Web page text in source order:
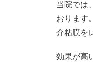
当院では
おります
介粘膜を
効果が高